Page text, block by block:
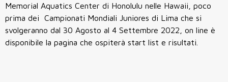
Memorial Aquatics Center di Honolulu nelle Hawaii, poco
prima dei Campionati Mondiali Juniores di Lima che si
svolgeranno dal 30 Agosto al 4 Settembre 2022, on line è
disponibile la pagina che ospiterà start list e risultati.